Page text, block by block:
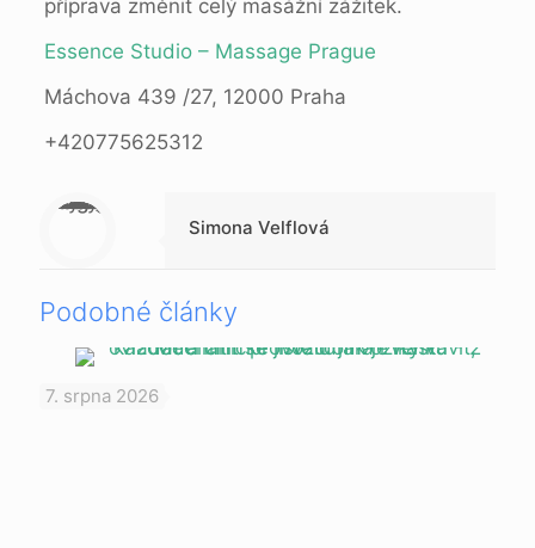
příprava změnit celý masážní zážitek.
Essence Studio – Massage Prague
Máchova 439 /27, 12000 Praha
+420775625312
Warning
: Trying to access array offset on null in
/data/1/d/1da9a732-fb3a-4804-a40f-d46885ca54ae/lajk.online/web/wp-content/themes/betheme-child/includes/content-single.php
on line
286
Simona Velflová
Podobné články
7. srpna 2026